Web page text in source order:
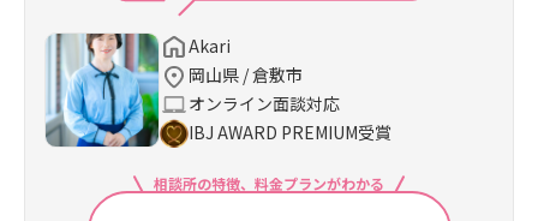
Akari
岡山県 / 倉敷市
オンライン面談対応
IBJ AWARD PREMIUM受賞
相談所の特徴、料金プランがわかる